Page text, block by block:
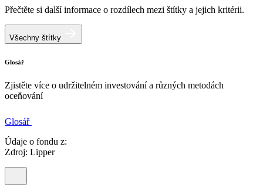
Přečtěte si další informace o rozdílech mezi štítky a jejich kritérii.
Všechny štítky
Glosář
Zjistěte více o udržitelném investování a různých metodách
oceňování
Glosář
Údaje o fondu z:
Zdroj: Lipper